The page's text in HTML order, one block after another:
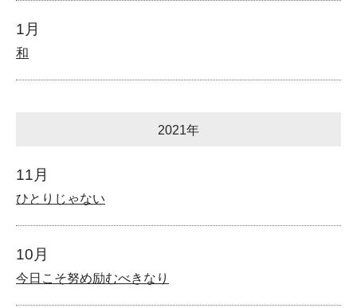
1月
和
2021年
11月
ひとりじゃない
10月
今日こそ努め励むべきなり